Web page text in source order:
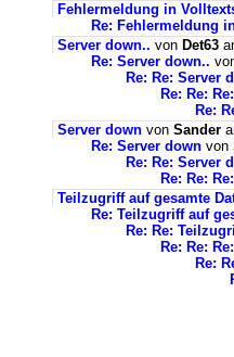
Fehlermeldung in
Re: Fehlermeldung
Server down.. von Det63
Re: Server down..
Re: Re: Server
Re: Re:
Re:
Server down von Sander
Re: Server down von
Re: Re: Server
Re: Re:
Teilzugriff auf gesamte
Re: Teilzugriff auf
Re: Re:
Re: Re:
Re: